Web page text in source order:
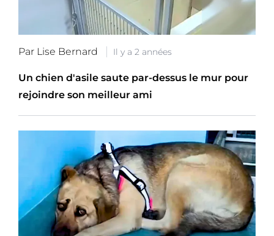
Par Lise Bernard Il y a 2 années
Un chien d'asile saute par-dessus le mur pour
rejoindre son meilleur ami